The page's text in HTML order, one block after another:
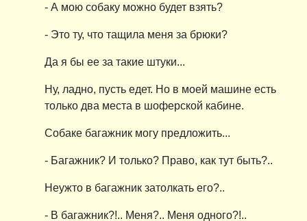
- А мою собаку можно будет взять?
- Это ту, что тащила меня за брюки?
Да я бы ее за такие штуки...
Ну, ладно, пусть едет. Но в моей машине есть
только два места в шоферской кабине.
Собаке багажник могу предложить...
- Багажник? И только? Право, как тут быть?..
Неужто в багажник затолкать его?..
- В багажник?!.. Меня?.. Меня одного?!..